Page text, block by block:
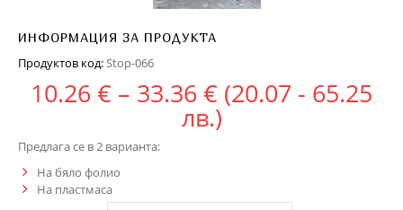
ИНФОРМАЦИЯ ЗА ПРОДУКТА
Продуктов код:Stop-066
10.26 € – 33.36 € Price range:
(20.07 - 65.25
лв.)
Предлага се в 2 варианта:
На бяло фолио
На пластмаса